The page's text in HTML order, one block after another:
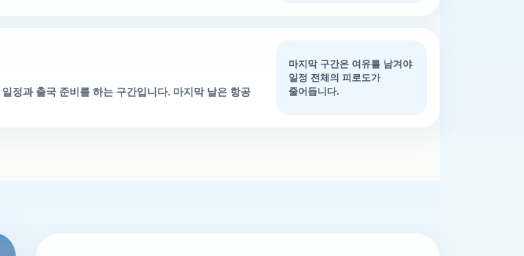
정과 출국 준비를 하는 구간입니다. 마지막 날은 항공
마지막 구간은 여유를 남겨야
일정 전체의 피로도가
줄어듭니다.